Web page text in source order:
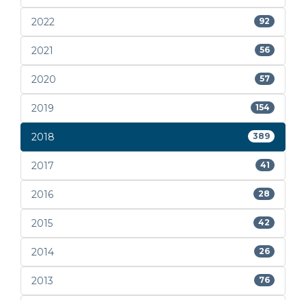
2022 92
2021 56
2020 57
2019 154
2018 389
2017 41
2016 28
2015 42
2014 26
2013 76